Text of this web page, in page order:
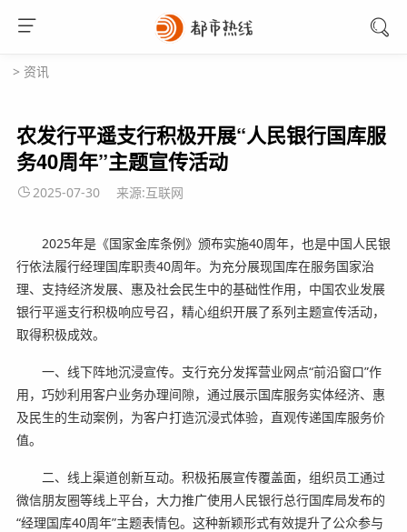
> 资讯
农发行平遥支行积极开展“人民银行国库服
务40周年”主题宣传活动
2025-07-30 来源:互联网
2025年是《国家金库条例》颁布实施40周年，也是中国人民银
行依法履行经理国库职责40周年。为充分展现国库在服务国家治
理、支持经济发展、惠及社会民生中的基础性作用，中国农业发展
银行平遥支行积极响应号召，精心组织开展了系列主题宣传活动，
取得积极成效。
一、线下阵地沉浸宣传。支行充分发挥营业网点“前沿窗口”作
用，巧妙利用客户业务办理间隙，通过展示国库服务实体经济、惠
及民生的生动案例，为客户打造沉浸式体验，直观传递国库服务价
值。
二、线上渠道创新互动。积极拓展宣传覆盖面，组织员工通过
微信朋友圈等线上平台，大力推广使用人民银行总行国库局发布的
“经理国库40周年”主题表情包。这种新颖形式有效提升了公众参与